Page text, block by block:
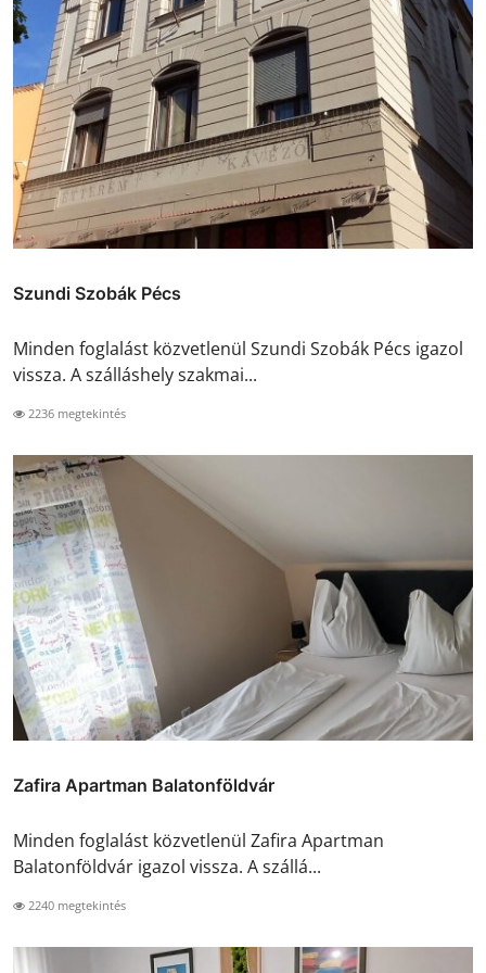
Szundi Szobák Pécs
Minden foglalást közvetlenül Szundi Szobák Pécs igazol
vissza. A szálláshely szakmai...
2236 megtekintés
Zafira Apartman Balatonföldvár
Minden foglalást közvetlenül Zafira Apartman
Balatonföldvár igazol vissza. A szállá...
2240 megtekintés